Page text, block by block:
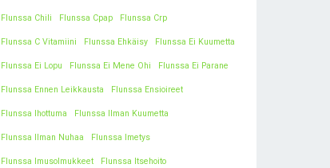
Flunssa Chili Flunssa Cpap Flunssa Crp
Flunssa C Vitamiini Flunssa Ehkäisy Flunssa Ei Kuumetta
Flunssa Ei Lopu Flunssa Ei Mene Ohi Flunssa Ei Parane
Flunssa Ennen Leikkausta Flunssa Ensioireet
Flunssa Ihottuma Flunssa Ilman Kuumetta
Flunssa Ilman Nuhaa Flunssa Imetys
Flunssa Imusolmukkeet Flunssa Itsehoito